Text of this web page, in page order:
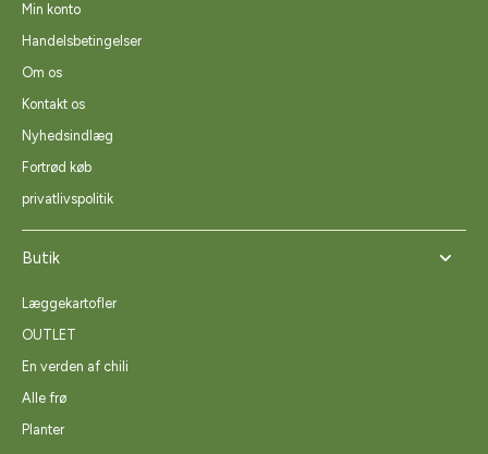
Min konto
Handelsbetingelser
Om os
Kontakt os
Nyhedsindlæg
Fortrød køb
privatlivspolitik
Butik
Læggekartofler
OUTLET
En verden af chili
Alle frø
Planter